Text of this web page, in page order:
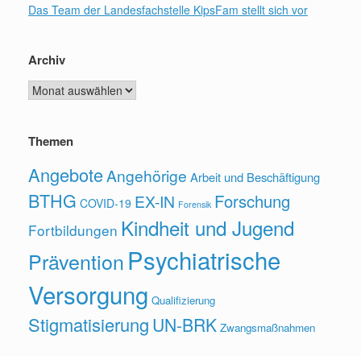
Das Team der Landesfachstelle KipsFam stellt sich vor
Archiv
Archiv
Themen
AngeboteAngehörige Arbeit und Beschäftigung
BTHG COVID-19 EX-IN Forensik Forschung
Fortbildungen Kindheit und Jugend
PräventionPsychiatrische
Versorgung Qualifizierung
Stigmatisierung UN-BRK Zwangsmaßnahmen